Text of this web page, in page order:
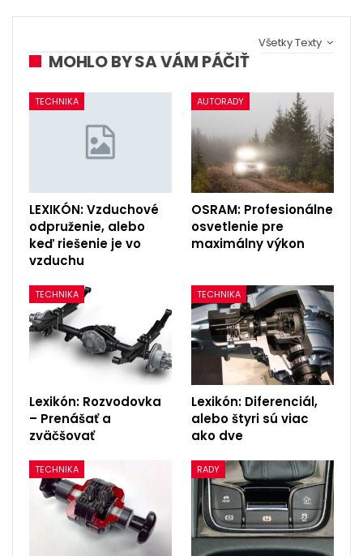
Všetky Texty
MOHLO BY SA VÁM PÁČIŤ
TECHNIKA
LEXIKÓN: Vzduchové
odpruženie, alebo
keď riešenie je vo
vzduchu
AUTORADY
OSRAM: Profesionálne
osvetlenie pre
maximálny výkon
TECHNIKA
Lexikón: Rozvodovka
– Prenášať a
zväčšovať
TECHNIKA
Lexikón: Diferenciál,
alebo štyri sú viac
ako dve
TECHNIKA RADY